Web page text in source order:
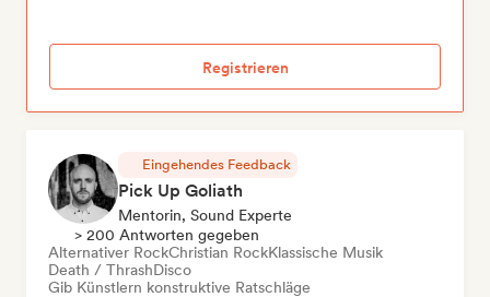
Registrieren
Eingehendes Feedback
Pick Up Goliath
Mentorin, Sound Experte
> 200 Antworten gegeben
Alternativer RockChristian RockKlassische Musik
Death / ThrashDisco
Gib Künstlern konstruktive Ratschläge